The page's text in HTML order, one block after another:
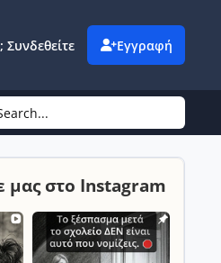
Συνδεθείτε Εγγραφή
- KINKAJOUJOU
μας στο Instagram